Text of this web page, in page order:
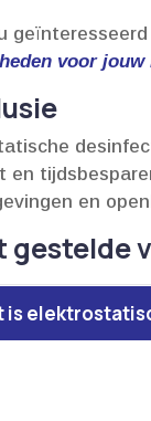
voor
en
en
gestelde
is